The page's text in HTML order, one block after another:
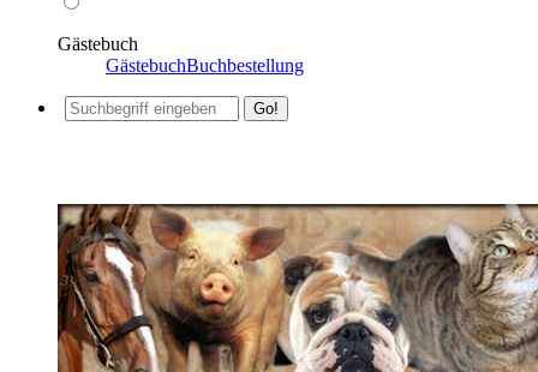
Gästebuch
GästebuchBuchbestellung